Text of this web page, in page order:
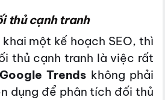
thủ cạnh tranh
một kế hoạch SEO, thì
thủ cạnh tranh là việc rất
Google Trends không phải
dụng để phân tích đối thủ